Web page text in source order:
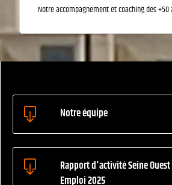
Notre accompagnement et coaching des +50
Notre équipe
Rapport d'activité Seine
Emploi 2025